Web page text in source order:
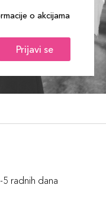
o akcijama
Prijavi se
radnih dana